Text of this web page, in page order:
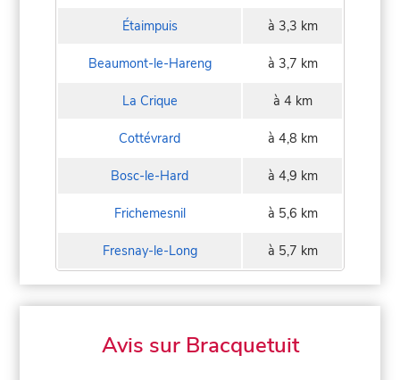
Étaimpuis à 3,3 km
Beaumont-le-Hareng à 3,7 km
La Crique à 4 km
Cottévrard à 4,8 km
Bosc-le-Hard à 4,9 km
Frichemesnil à 5,6 km
Fresnay-le-Long à 5,7 km
Avis sur Bracquetuit